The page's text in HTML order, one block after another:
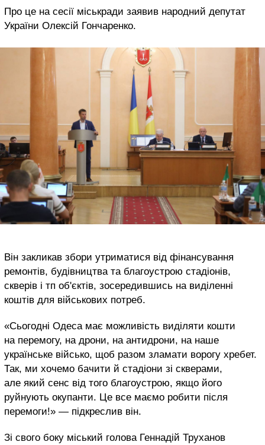
Про це на сесії міськради заявив народний депутат
України Олексій Гончаренко.
Він закликав збори утриматися від фінансування
ремонтів, будівництва та благоустрою стадіонів,
скверів і тп об'єктів, зосередившись на виділенні
коштів для військових потреб.
«Сьогодні Одеса має можливість виділяти кошти
на перемогу, на дрони, на антидрони, на наше
українське військо, щоб разом зламати ворогу хребет.
Так, ми хочемо бачити й стадіони зі скверами,
але який сенс від того благоустрою, якщо його
руйнують окупанти. Це все маємо робити після
перемоги!» — підкреслив він.
Зі свого боку міський голова Геннадій Труханов